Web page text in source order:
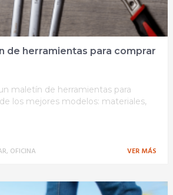
de herramientas para comprar
maletín de herramientas para
los mejores modelos: materiales,
, OFICINA VER MÁS